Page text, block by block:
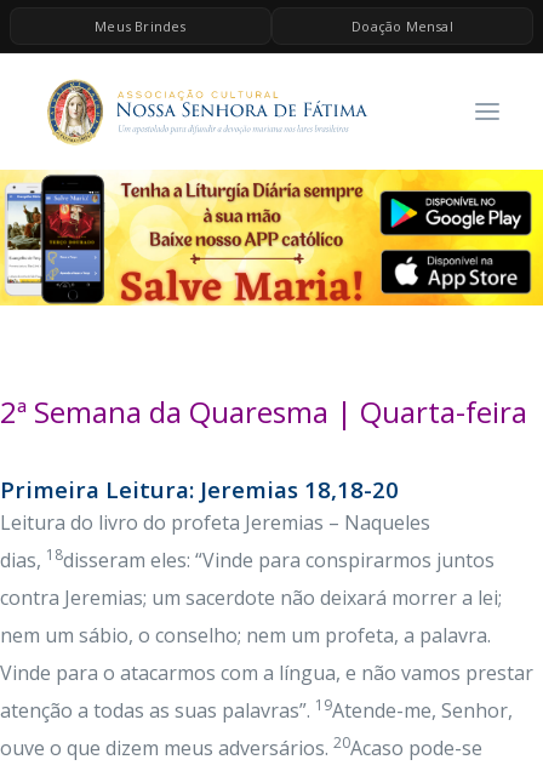
Meus Brindes Doação Mensal
HOME
A ASSOCIAÇÃO
CONTEÚDOS DE MARIA
ESPIRITUALIDADE
AS MELHORES MÚSICAS CATÓLICAS
BRINDES
2ª Semana da Quaresma | Quarta-feira
Primeira Leitura: Jeremias 18,18-20
Leitura do livro do profeta Jeremias – Naqueles
dias, 18disseram eles: “Vinde para conspirarmos juntos
contra Jeremias; um sacerdote não deixará morrer a lei;
nem um sábio, o conselho; nem um profeta, a palavra.
Vinde para o atacarmos com a língua, e não vamos prestar
atenção a todas as suas palavras”. 19Atende-me, Senhor,
ouve o que dizem meus adversários. 20Acaso pode-se